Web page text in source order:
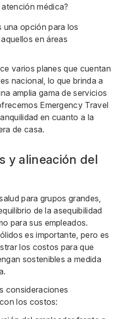
médica?
una opción para los
en áreas
varios planes que cuentan
nacional, lo que brinda a
amplia gama de servicios
Emergency Travel
en cuanto a la
de casa.
y alineación del
para grupos grandes,
de la asequibilidad
para sus empleados.
es importante, pero es
los costos para que
sostenibles a medida
consideraciones
los costos: